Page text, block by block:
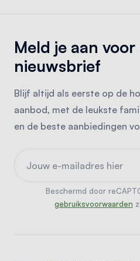
Meld je aan voor
nieuwsbrief
Blijf altijd als eerste op de
aanbod, met de leukste
en de beste aanbiedingen
Beschermd door
gebruiksvoorwaarden